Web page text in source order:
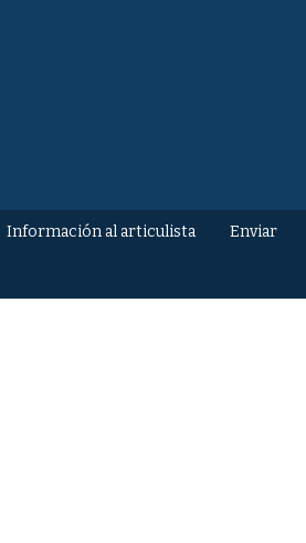
Información al articulista Enviar